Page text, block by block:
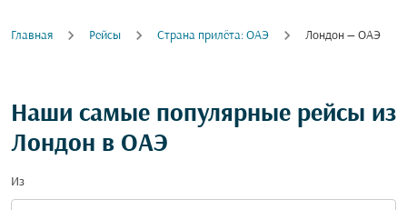
Главная Рейсы Cтрана прилёта: ОАЭ Лондон — ОАЭ
Наши самые популярные рейсы из
Лондон в ОАЭ
Из